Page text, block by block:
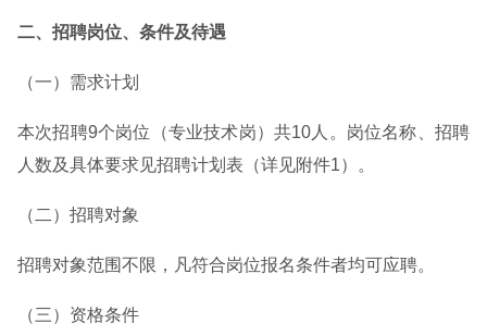
二、招聘岗位、条件及待遇
（一）需求计划
本次招聘9个岗位（专业技术岗）共10人。岗位名称、招聘
人数及具体要求见招聘计划表（详见附件1）。
（二）招聘对象
招聘对象范围不限，凡符合岗位报名条件者均可应聘。
（三）资格条件